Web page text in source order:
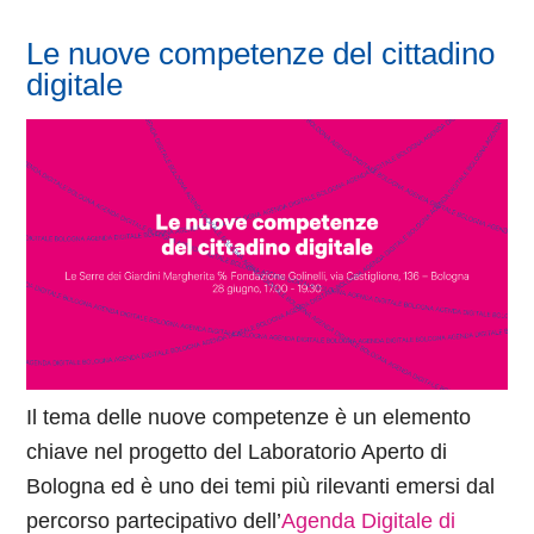
Le nuove competenze del cittadino
digitale
Il tema delle nuove competenze è un elemento
chiave nel progetto del Laboratorio Aperto di
Bologna ed è uno dei temi più rilevanti emersi dal
percorso partecipativo dell’Agenda Digitale di